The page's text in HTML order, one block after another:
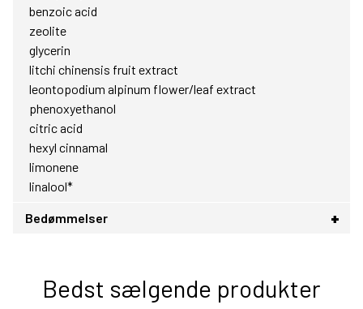
benzoic acid
zeolite
glycerin
litchi chinensis fruit extract
leontopodium alpinum flower/leaf extract
phenoxyethanol
citric acid
hexyl cinnamal
limonene
linalool*
Bedømmelser
Bedst sælgende produkter